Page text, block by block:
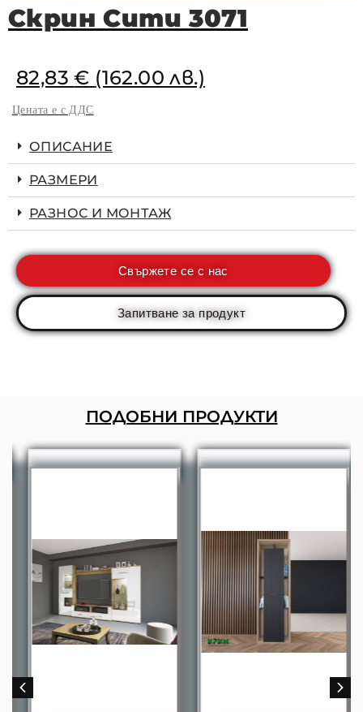
Скрин Сити 3071
82,83€ (162.00 лв.)
Цената е с ДДС
ОПИСАНИЕ
РАЗМЕРИ
РАЗНОС И МОНТАЖ
Свържете се с нас
Запитване за продукт
ПОДОБНИ ПРОДУКТИ